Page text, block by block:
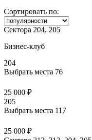
Сортировать по:
Сектора 204, 205
Бизнес-клуб
204
Выбрать места 76
25 000 ₽
205
Выбрать места 117
25 000 ₽